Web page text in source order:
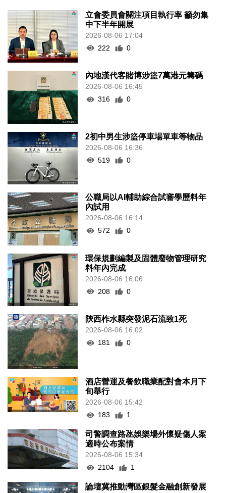
立會委員會關注項目執行率 籲勿集
中下半年開展
2026-08-06 17:04
222
0
內地漢代客賭博涉盜7萬港元籌碼
2026-08-06 16:45
316
0
2初中男生涉盜停車場單車等物品
2026-08-06 16:36
519
0
公職局以AI輔助綜合試審學歷料年
內試用
2026-08-06 16:14
572
0
環保規劃編製及固體廢物管理研究
料年內完成
2026-08-06 16:06
208
0
陝西柞水縣突發泥石流致1死
2026-08-06 16:02
181
0
酒店營運及餐飲職業配對會本月下
旬舉行
2026-08-06 15:42
183
1
司警調查路氹娛樂場外懷疑傷人案
適時公布案情
2026-08-06 15:34
2104
1
論壇冀推動灣區銀髮金融創新發展